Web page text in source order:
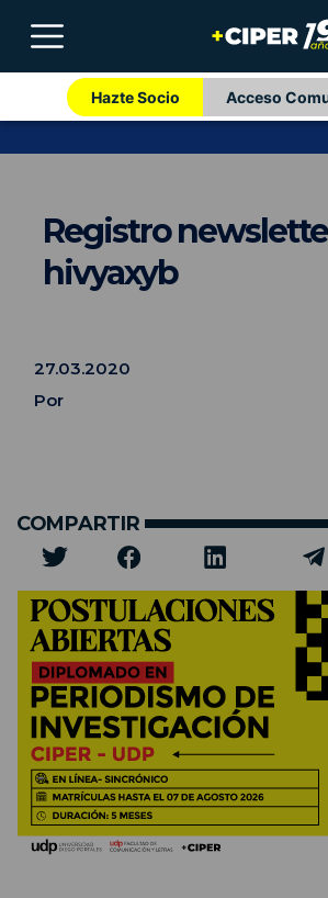
Hazte Socio Acceso
Registro
hivyaxyb
27.03.2020
Por
COMPARTIR